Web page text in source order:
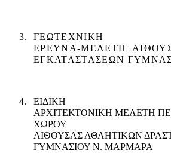
3.
ΓΕΩΤΕΧΝΙΚΗ
ΕΡΕΥΝΑ-ΜΕΛΕΤΗ
ΕΓΚΑΤΑΣΤΑΣΕΩΝ
4.
ΕΙΔΙΚΗ
ΑΡΧΙΤΕΚΤΟΝΙΚΗ ΜΕΛΕΤΗ
ΧΩΡΟΥ
ΑΙΘΟΥΣΑΣ ΑΘΛΗΤΙΚΩΝ
ΓΥΜΝΑΣΙΟΥ Ν. ΜΑΡΜΑΡΑ